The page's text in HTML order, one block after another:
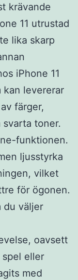
krävande
11 utrustad
lika skarp
iPhone 11
kan levererar
färger,
toner.
funktionen.
ljusstyrka
vilket
för ögonen.
du väljer
oavsett
eller
med